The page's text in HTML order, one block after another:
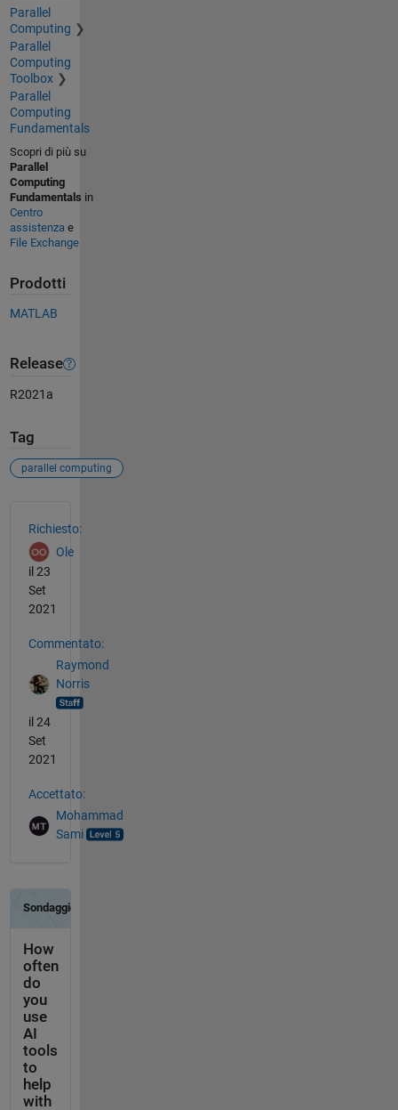
Parallel
Computing
Parallel
Computing
Toolbox
Parallel
Computing
Fundamentals
Scopri di più su
Parallel
Computing
Fundamentals in
Centro
assistenzae
File Exchange
Prodotti
MATLAB
Release
R2021a
Tag
parallel computing
Richiesto:
Ole
il 23
Set
2021
Commentato:
Raymond
Norris
il 24
Set
2021
Accettato:
Mohammad
Sami